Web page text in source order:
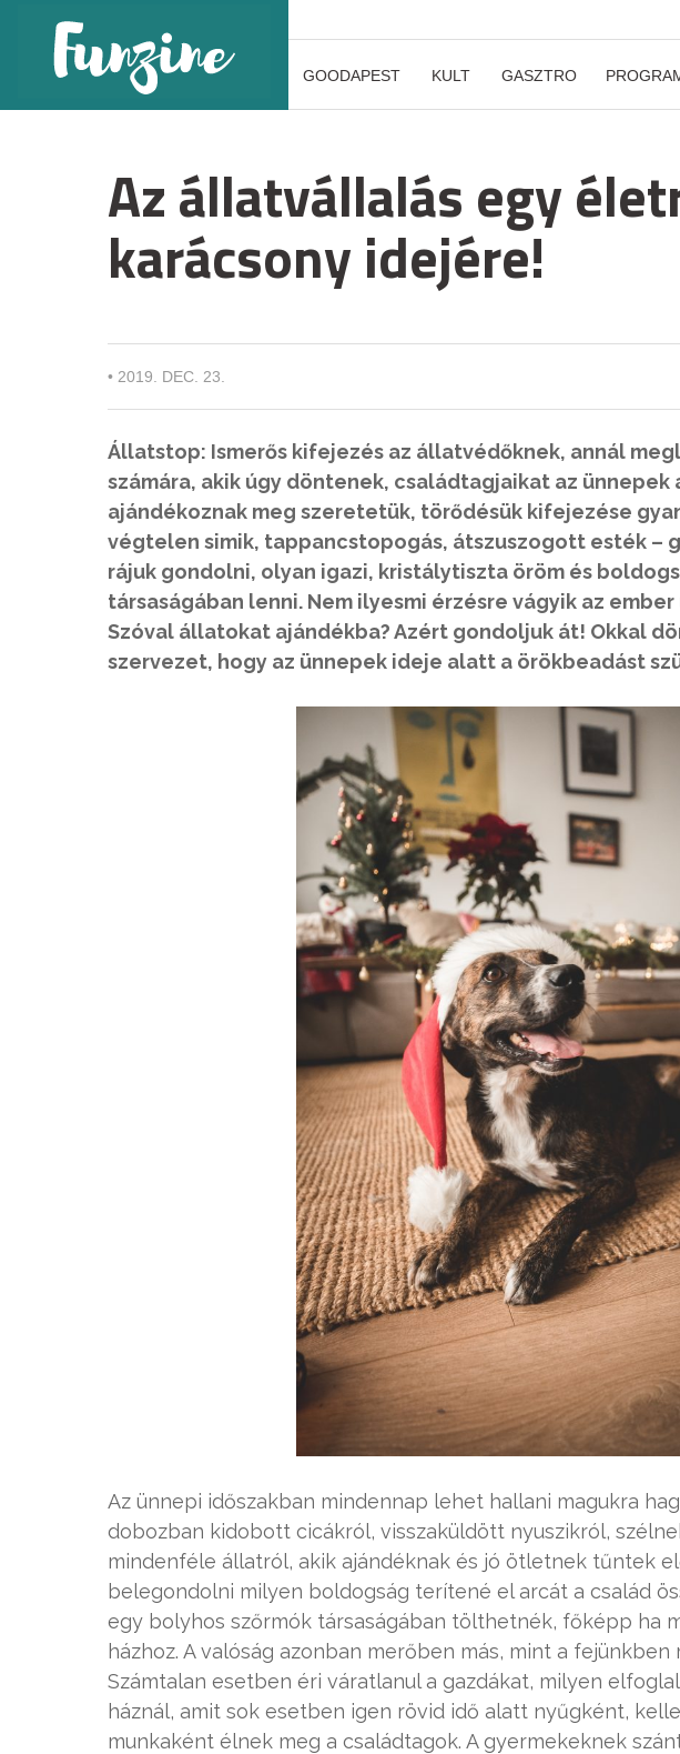
GOODAPEST KULT GASZTRO
Az állatvállalás egy
karácsony idejére!
• 2019. DEC. 23.
Állatstop: Ismerős kifejezés az állatvédőknek, annál
számára, akik úgy döntenek, családtagjaikat az
ajándékoznak meg szeretetük, törődésük kifejezése
végtelen simik, tappancstopogás, átszuszogott esték –
rájuk gondolni, olyan igazi, kristálytiszta öröm és
társaságában lenni. Nem ilyesmi érzésre vágyik az
Szóval állatokat ajándékba? Azért gondoljuk át! Okkal
szervezet, hogy az ünnepek ideje alatt a örökbeadást
Az ünnepi időszakban mindennap lehet hallani magukra
dobozban kidobott cicákról, visszaküldött nyuszikról,
mindenféle állatról, akik ajándéknak és jó ötletnek tűntek
belegondolni milyen boldogság terítené el arcát a család
egy bolyhos szőrmók társaságában tölthetnék, főképp ha
házhoz. A valóság azonban merőben más, mint a
Számtalan esetben éri váratlanul a gazdákat, milyen
háznál, amit sok esetben igen rövid idő alatt nyűgként,
munkaként élnek meg a családtagok. A gyermekeknek